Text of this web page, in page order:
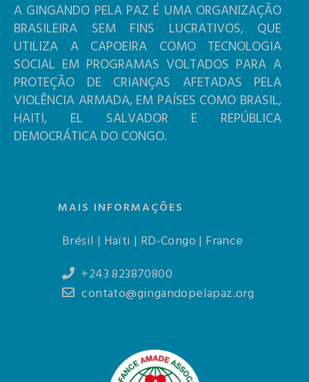
A GINGANDO PELA PAZ É UMA ORGANIZAÇÃO
BRASILEIRA SEM FINS LUCRATIVOS, QUE
UTILIZA A CAPOEIRA COMO TECNOLOGIA
SOCIAL EM PROGRAMAS VOLTADOS PARA A
PROTEÇÃO DE CRIANÇAS AFETADAS PELA
VIOLÊNCIA ARMADA, EM PAÍSES COMO BRASIL,
HAITI, EL SALVADOR E REPÚBLICA
DEMOCRÁTICA DO CONGO.
MAIS INFORMAÇÕES
Brésil | Haïti | RD-Congo | France
+243 823870800
contato@gingandopelapaz.org